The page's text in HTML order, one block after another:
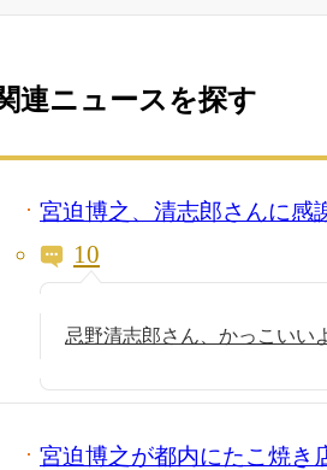
連ニュースを探す
宮迫博之、清志郎さんに感
10
忌野清志郎さん、かっこいい
宮迫博之が都内にたこ焼き